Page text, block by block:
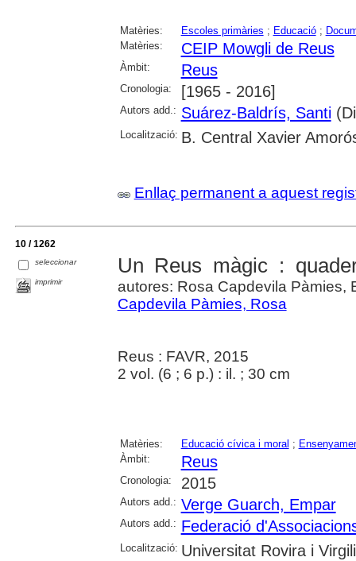
Matèries: Escoles primàries ; Educació;
Matèries:
CEIP Mowgli de Reus
Àmbit: Reus
Cronologia: [1965 - 2016]
Autors add.: Suárez-Baldrís, Santi
Localització: B. Central Xavier
Enllaç permanent a aquest
10 / 1262
seleccionar
imprimir
Un Reus màgic :
autores: Rosa Capdevila Pàmies,
Capdevila Pàmies, Rosa
Reus : FAVR, 2015
2 vol. (6 ; 6 p.) : il. ; 30 cm
Matèries: Educació cívica i moral ;
Àmbit:
Reus
Cronologia: 2015
Autors add.: Verge Guarch, Empar
Autors add.: Federació
Localització: Universitat Rovira i